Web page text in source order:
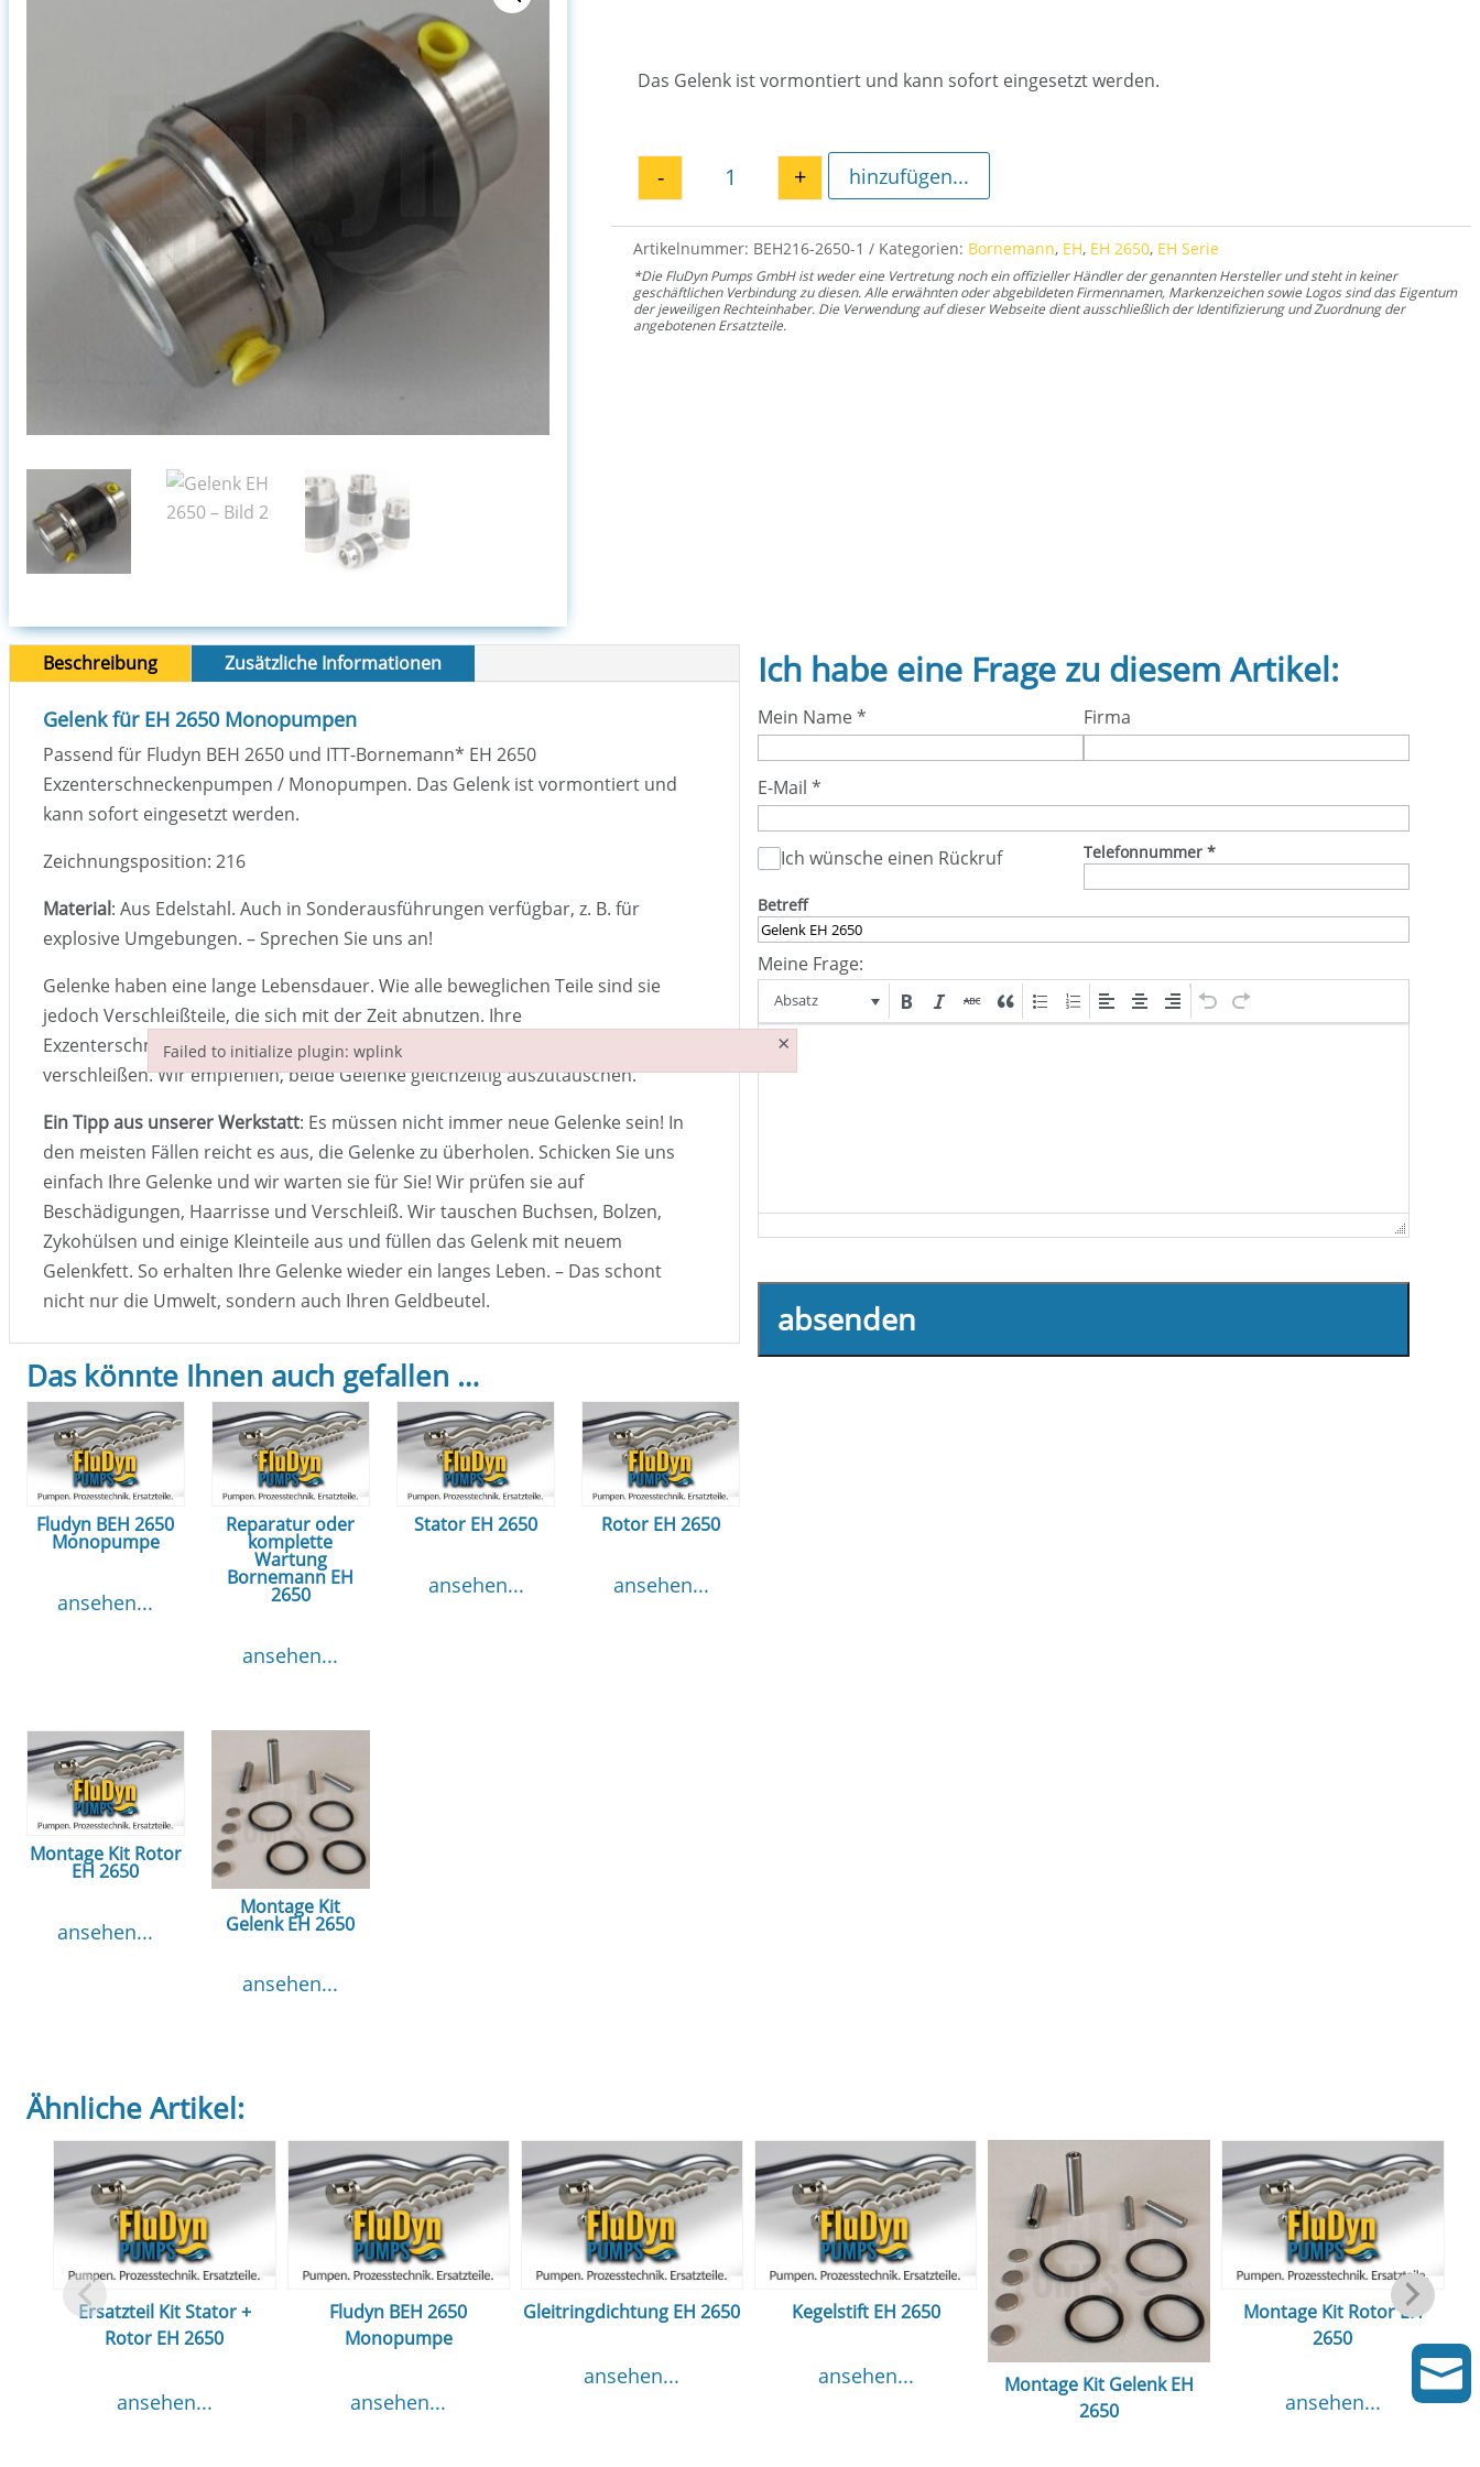
Das Gelenk ist vormontiert und kann sofort eingesetzt werden.
Gelenk EH 2650 Menge
- + hinzufügen...
Artikelnummer: BEH216-2650-1 Kategorien: Bornemann, EH, EH 2650, EH Serie
*Die FluDyn Pumps GmbH ist weder eine Vertretung noch ein offizieller Händler der genannten Hersteller und steht in keiner
geschäftlichen Verbindung zu diesen. Alle erwähnten oder abgebildeten Firmennamen, Markenzeichen sowie Logos sind das Eigentum
der jeweiligen Rechteinhaber. Die Verwendung auf dieser Webseite dient ausschließlich der Identifizierung und Zuordnung der
angebotenen Ersatzteile.
Beschreibung Zusätzliche Informationen
Gelenk für EH 2650 Monopumpen
Passend für Fludyn BEH 2650 und ITT-Bornemann* EH 2650
Exzenterschneckenpumpen / Monopumpen. Das Gelenk ist vormontiert und
kann sofort eingesetzt werden.
Zeichnungsposition: 216
Material: Aus Edelstahl. Auch in Sonderausführungen verfügbar, z. B. für
explosive Umgebungen. – Sprechen Sie uns an!
Gelenke haben eine lange Lebensdauer. Wie alle beweglichen Teile sind sie
jedoch Verschleißteile, die sich mit der Zeit abnutzen. Ihre
Exzenterschneckenpumpe hat zwei Gelenke, die etwa gleich schnell
verschleißen. Wir empfehlen, beide Gelenke gleichzeitig auszutauschen.
Ein Tipp aus unserer Werkstatt: Es müssen nicht immer neue Gelenke sein! In
den meisten Fällen reicht es aus, die Gelenke zu überholen. Schicken Sie uns
einfach Ihre Gelenke und wir warten sie für Sie! Wir prüfen sie auf
Beschädigungen, Haarrisse und Verschleiß. Wir tauschen Buchsen, Bolzen,
Zykohülsen und einige Kleinteile aus und füllen das Gelenk mit neuem
Gelenkfett. So erhalten Ihre Gelenke wieder ein langes Leben. – Das schont
nicht nur die Umwelt, sondern auch Ihren Geldbeutel.
Das könnte Ihnen auch gefallen …
Fludyn BEH 2650
Monopumpe
ansehen...
Reparatur oder
komplette
Wartung
Bornemann EH
2650
ansehen...
Stator EH 2650
ansehen...
Rotor EH 2650
ansehen...
Montage Kit Rotor
EH 2650
ansehen...
Montage Kit
Gelenk EH 2650
ansehen...
Ich habe eine Frage zu diesem Artikel:
Mein Name* Firma
E-Mail *
Ich wünsche einen Rückruf Telefonnummer *
Betreff
Meine Frage:
Absatz
absenden
Ähnliche Artikel:
Ersatzteil Kit Stator +
Rotor EH 2650
ansehen...
Fludyn BEH 2650
Monopumpe
ansehen...
Gleitringdichtung EH 2650
ansehen...
Kegelstift EH 2650
ansehen...
Montage Kit Gelenk EH
2650
Montage Kit Rotor EH
2650
ansehen...

Failed to initialize plugin: wplink ×
Failed to initialize plugin: wplink